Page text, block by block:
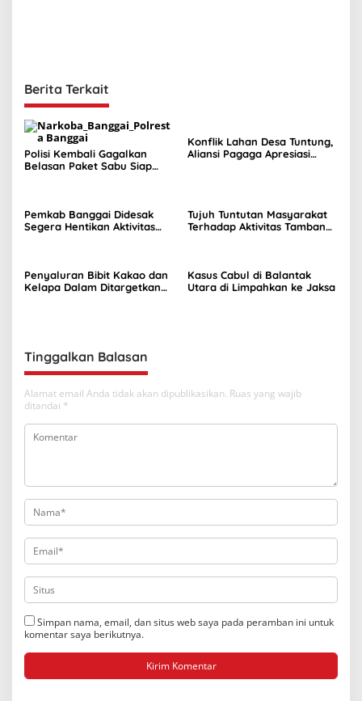
Berita Terkait
Polisi Kembali Gagalkan
Belasan Paket Sabu Siap
Konflik Lahan Desa Tuntung,
Aliansi Pagaga Apresiasi
Pemkab Banggai Didesak
Segera Hentikan Aktivitas
Tujuh Tuntutan Masyarakat
Terhadap Aktivitas Tambang
Penyaluran Bibit Kakao dan
Kelapa Dalam Ditargetkan
Kasus Cabul di Balantak
Utara di Limpahkan ke Jaksa
Tinggalkan Balasan
Alamat email Anda tidak akan dipublikasikan. Ruas yang wajib
ditandai *
Simpan nama, email, dan situs web saya pada peramban ini untuk
komentar saya berikutnya.